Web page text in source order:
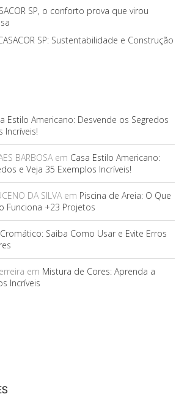
SP, o conforto prova que virou
SP: Sustentabilidade e Construção
Estilo Americano: Desvende os Segredos
Incríveis!
BARBOSAem Casa Estilo Americano:
e Veja 35 Exemplos Incríveis!
DA SILVAem Piscina de Areia: O Que
Funciona +23 Projetos
Saiba Como Usar e Evite Erros
em Mistura de Cores: Aprenda a
Incríveis